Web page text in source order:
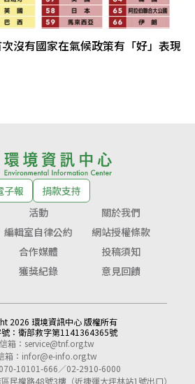
沒有國家在氣候政策有「好」表現
子報
捐款支持
活動
關於我們
編輯室自律公約
網站授權條款
合作媒體
投稿須知
獲獎紀錄 意見回饋
2026 環境資訊中心 版權所有
： 衛部救字第1141364365號
箱： service@tnf.org.tw
箱： infor@e-info.org.tw
10101-666／02-2910-6000
民權路48號3樓（近捷運大坪林站1號出口）